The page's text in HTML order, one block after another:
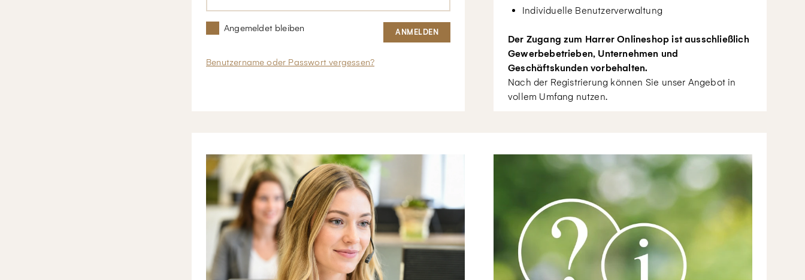
Angemeldet bleiben
Benutzername oder Passwort vergessen?
Individuelle Benutzerverwaltung
Der Zugang zum Harrer Onlineshop ist ausschließlich
Gewerbebetrieben, Unternehmen und
Geschäftskunden vorbehalten.
Nach der Registrierung können Sie unser Angebot in
vollem Umfang nutzen.